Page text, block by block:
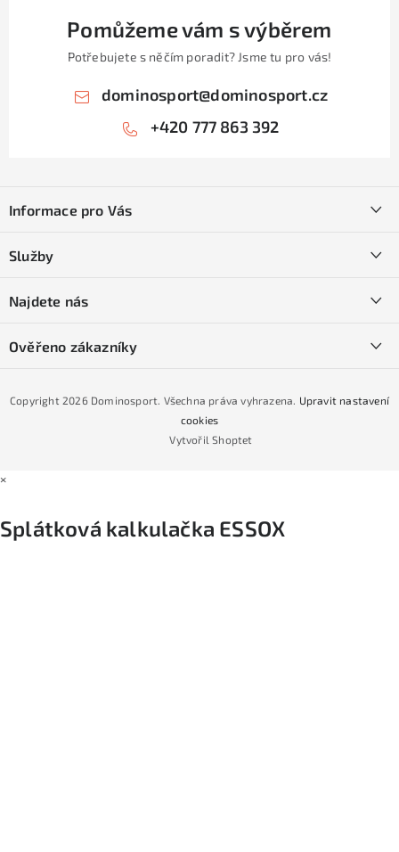
Pomůžeme vám s výběrem
Potřebujete s něčím poradit? Jsme tu pro vás!
dominosport@dominosport.cz
+420 777 863 392
pInformace pro Vás
Obchodní podmínky
Podmínky GDPR
Podmínky nákupu na splátky ESSOX
Služby
Naše prodejna
Najdete nás
Ověřeno zákazníky
Vytvořil Shoptet
Copyright 2026 Dominosport. Všechna práva vyhrazena. Upravit nastavení
cookies
×
Splátková kalkulačka ESSOX